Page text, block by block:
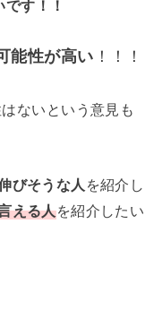
す！！
能性が高い ！！！
ないという意見も
びそうな人 を紹介し
える人を紹介したい